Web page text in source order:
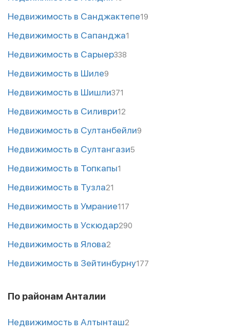
Недвижимость в Санджактепе19
Недвижимость в Сапанджа1
Недвижимость в Сарыер338
Недвижимость в Шиле9
Недвижимость в Шишли371
Недвижимость в Силиври12
Недвижимость в Султанбейли9
Недвижимость в Султангази5
Недвижимость в Топкапы1
Недвижимость в Тузла21
Недвижимость в Умрание117
Недвижимость в Ускюдар290
Недвижимость в Ялова2
Недвижимость в Зейтинбурну177
По районам Анталии
Недвижимость в Алтынташ2